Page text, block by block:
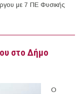
με 7 ΠΕ Φυσικής
Μίσθωσης Έργου στο
στο Δήμο
Ο